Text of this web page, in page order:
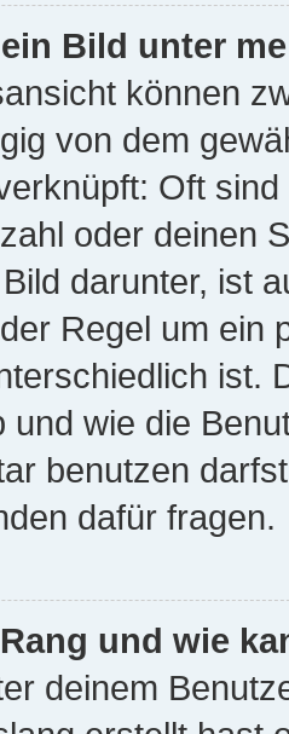
Bild unter
können
von dem
Oft
oder deinen
darunter, ist
Regel um ein
ist.
und wie die
benutzen
dafür fragen.
und wie
deinem